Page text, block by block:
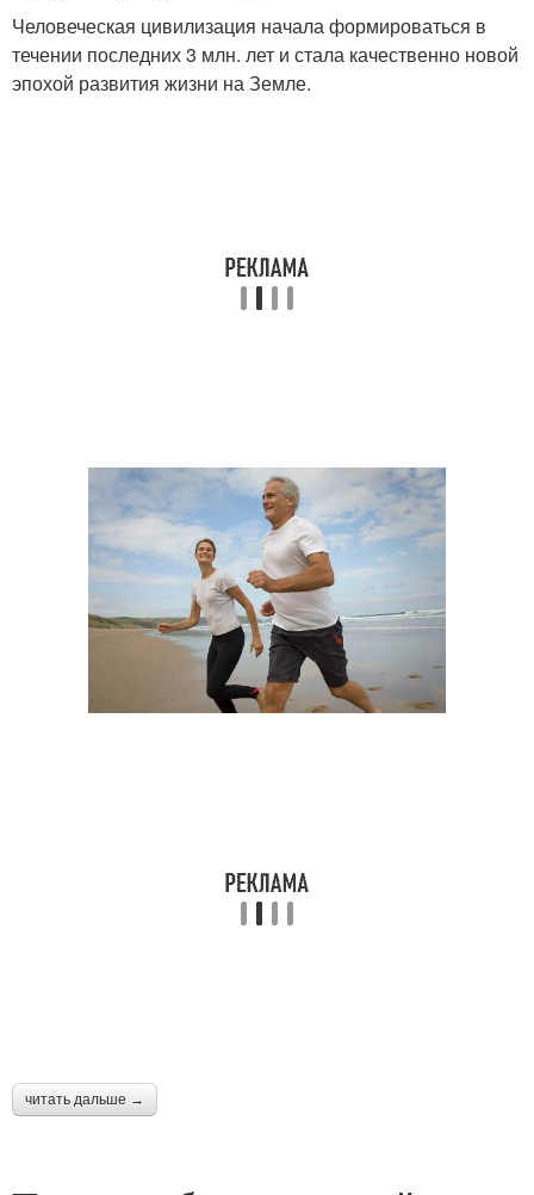
Человеческая цивилизация начала формироваться в
течении последних 3 млн. лет и стала качественно новой
эпохой развития жизни на Земле.
читать дальше →